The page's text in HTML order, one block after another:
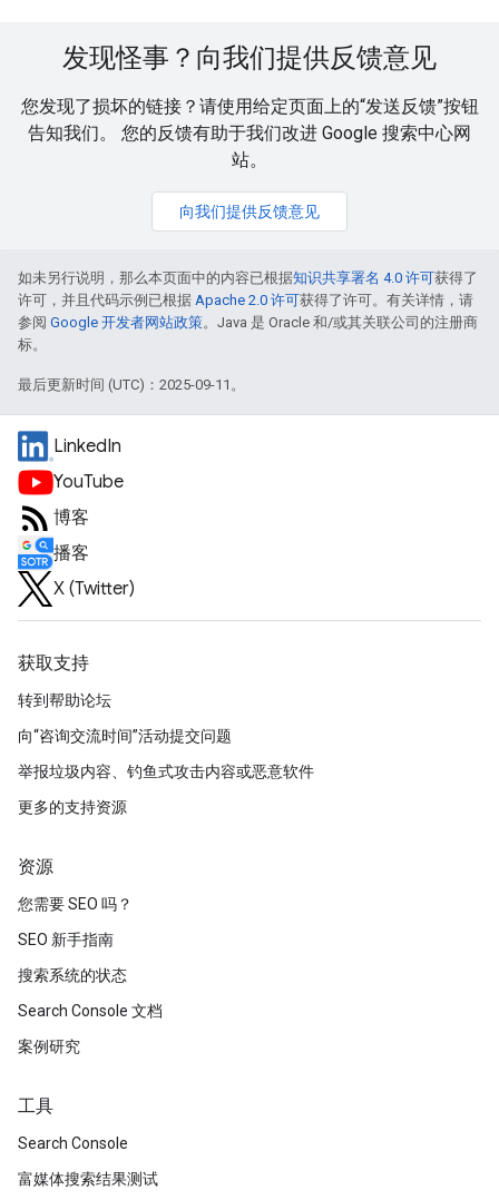
发现怪事？向我们提供反馈意见
您发现了损坏的链接？请使用给定页面上的“发送反馈”按钮
告知我们。 您的反馈有助于我们改进 Google 搜索中心网
站。
向我们提供反馈意见
如未另行说明，那么本页面中的内容已根据知识共享署名 4.0 许可获得了
许可，并且代码示例已根据 Apache 2.0 许可获得了许可。有关详情，请
参阅 Google 开发者网站政策。Java 是 Oracle 和/或其关联公司的注册商
标。
最后更新时间 (UTC)：2025-09-11。
LinkedIn
YouTube
博客
播客
X (Twitter)
获取支持
转到帮助论坛
向“咨询交流时间”活动提交问题
举报垃圾内容、钓鱼式攻击内容或恶意软件
更多的支持资源
资源
您需要 SEO 吗？
SEO 新手指南
搜索系统的状态
Search Console 文档
案例研究
工具
Search Console
富媒体搜索结果测试